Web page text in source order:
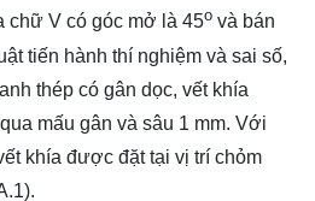
chữ V có góc mở là 45o và bán
tiến hành thí nghiệm và sai số,
thép có gân dọc, vết khía
mấu gân và sâu 1 mm. Với
khía được đặt tại vị trí chỏm